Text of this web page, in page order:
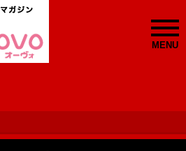
MENU